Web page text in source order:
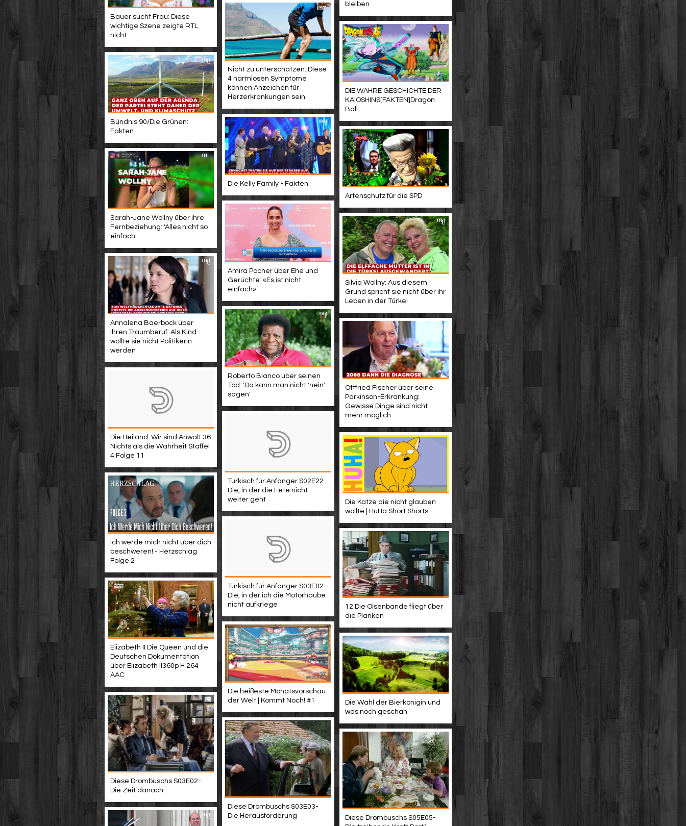
bleiben
Bauer sucht Frau: Diese
wichtige Szene zeigte RTL
nicht
Nicht zu unterschätzen: Diese
4 harmlosen Symptome
können Anzeichen für
Herzerkrankungen sein
DIE WAHRE GESCHICHTE DER
KAIOSHINS[FAKTEN]Dragon
Ball
Bündnis 90/Die Grünen:
Fakten
Die Kelly Family - Fakten
Artenschutz für die SPD
Sarah-Jane Wollny über ihre
Fernbeziehung: 'Alles nicht so
einfach'
Amira Pocher über Ehe und
Gerüchte: «Es ist nicht
einfach»
Silvia Wollny: Aus diesem
Grund spricht sie nicht über ihr
Leben in der Türkei
Annalena Baerbock über
ihren Traumberuf: Als Kind
wollte sie nicht Politikerin
werden
Roberto Blanco über seinen
Tod: 'Da kann man nicht 'nein'
sagen'
Ottfried Fischer über seine
Parkinson-Erkrankung:
Gewisse Dinge sind nicht
mehr möglich
Die Heiland: Wir sind Anwalt 36
Nichts als die Wahrheit Staffel
4 Folge 11
Türkisch für Anfänger S02E22
Die, in der die Fete nicht
weiter geht
Die Katze die nicht glauben
wollte | HuHa Short Shorts
Ich werde mich nicht über dich
beschweren! - Herzschlag
Folge 2
Türkisch für Anfänger S03E02
Die, in der ich die Motorhaube
nicht aufkriege
12 Die Olsenbande fliegt über
die Planken
Elizabeth II Die Queen und die
Deutschen Dokumentation
über Elizabeth II360p H 264
AAC
Die heißeste Monatsvorschau
der Welt | Kommt Noch! #1
Die Wahl der Bierkönigin und
was noch geschah
Diese Drombuschs S03E02-
Die Zeit danach
Diese Drombuschs S03E03-
Die Herausforderung
Diese Drombuschs S05E05-